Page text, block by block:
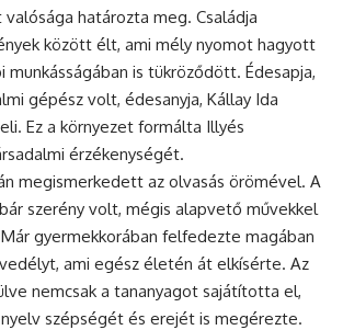
határozta meg. Családja
között élt, ami mély nyomot hagyott
munkásságában is tükröződött. Édesapja,
gépész volt, édesanyja, Kállay Ida
Ez a környezet formálta Illyés
érzékenységét.
megismerkedett az olvasás örömével. A
szerény volt, mégis alapvető művekkel
gyermekkorában felfedezte magában
ami egész életén át elkísérte. Az
nemcsak a tananyagot sajátította el,
szépségét és erejét is megérezte.